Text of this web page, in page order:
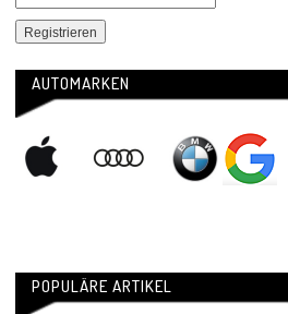
AUTOMARKEN
POPULÄRE ARTIKEL